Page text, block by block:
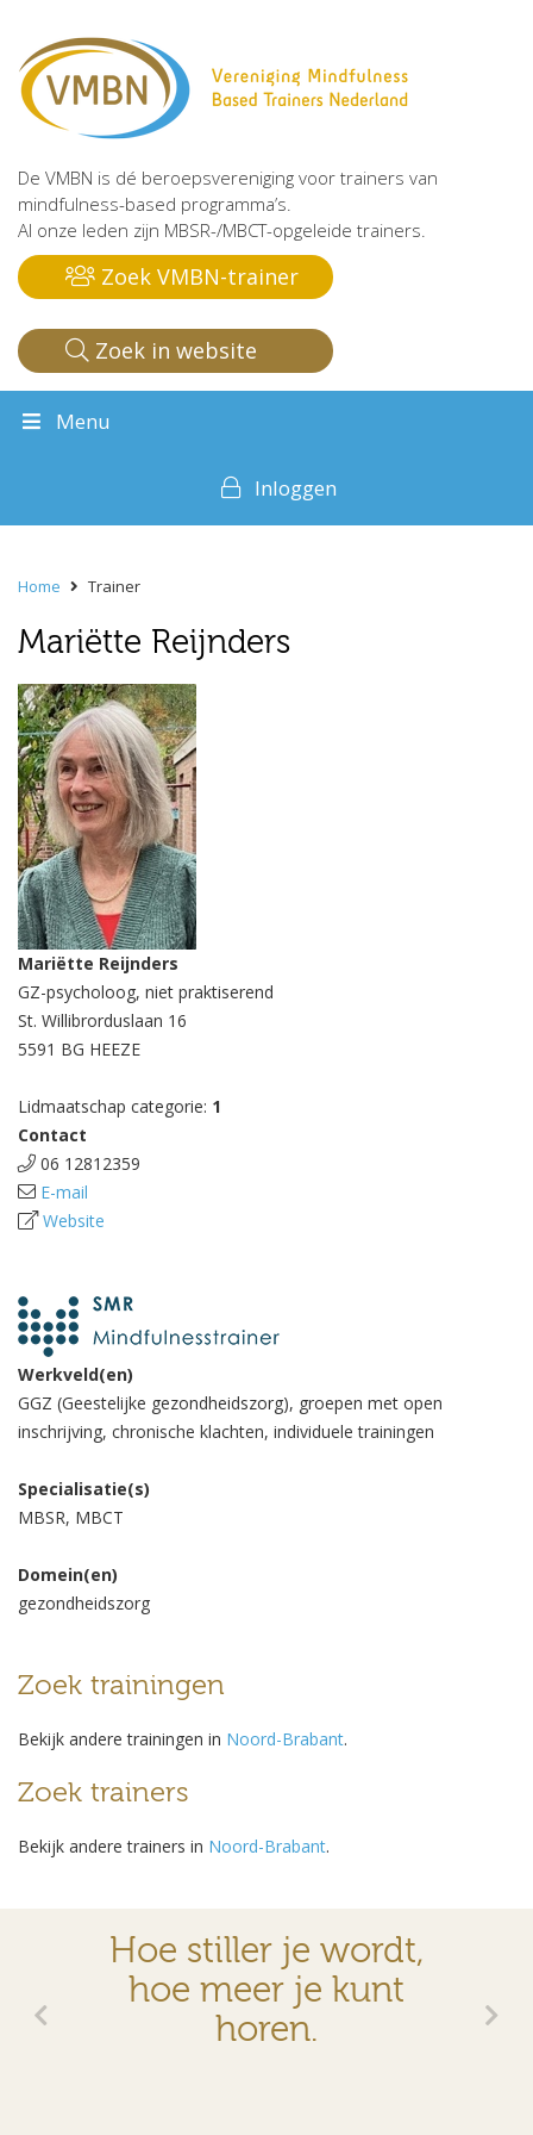
De VMBN is dé beroepsvereniging voor trainers van
mindfulness-based programma’s.
Al onze leden zijn MBSR-/MBCT-opgeleide trainers.
Zoek VMBN-trainer
Zoek in website
Menu
Inloggen
Home Trainer
Mariëtte Reijnders
Mariëtte Reijnders
GZ-psycholoog, niet praktiserend
St. Willibrorduslaan 16
5591 BG HEEZE
Lidmaatschap categorie: 1
Contact
06 12812359
E-mail
Website
Werkveld(en)
GGZ (Geestelijke gezondheidszorg), groepen met open
inschrijving, chronische klachten, individuele trainingen
Specialisatie(s)
MBSR, MBCT
Domein(en)
gezondheidszorg
Zoek trainingen
Bekijk andere trainingen in Noord-Brabant.
Zoek trainers
Bekijk andere trainers in Noord-Brabant.
Hoe stiller je wordt,
hoe meer je kunt
horen.